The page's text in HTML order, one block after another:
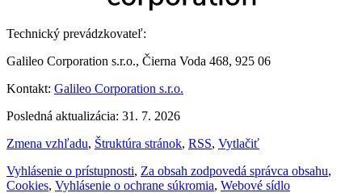
Technický prevádzkovateľ:
Galileo Corporation s.r.o., Čierna Voda 468, 925 06
Kontakt: Galileo Corporation s.r.o.
Posledná aktualizácia: 31. 7. 2026
Zmena vzhľadu, Štruktúra stránok, RSS, Vytlačiť
Vyhlásenie o prístupnosti, Za obsah zodpovedá správca obsahu,
Cookies, Vyhlásenie o ochrane súkromia, Webové sídlo